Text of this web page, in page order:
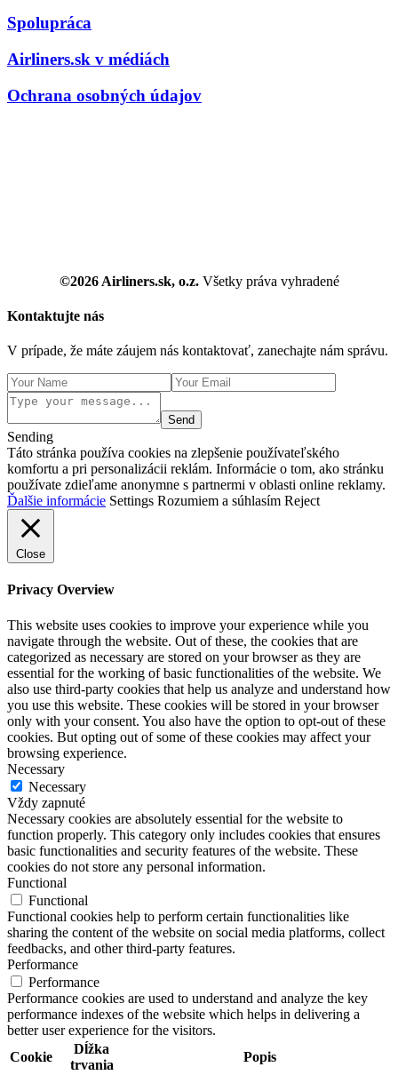
Spolupráca
Airliners.sk v médiách
Ochrana osobných údajov
©2026 Airliners.sk, o.z. Všetky práva vyhradené
Kontaktujte nás
V prípade, že máte záujem nás kontaktovať, zanechajte nám správu.
Send
Sending
Táto stránka používa cookies na zlepšenie používateľského
komfortu a pri personalizácii reklám. Informácie o tom, ako stránku
používate zdieľame anonymne s partnermi v oblasti online reklamy.
Ďalšie informácie Settings Rozumiem a súhlasím Reject
Close
Privacy Overview
This website uses cookies to improve your experience while you
navigate through the website. Out of these, the cookies that are
categorized as necessary are stored on your browser as they are
essential for the working of basic functionalities of the website. We
also use third-party cookies that help us analyze and understand how
you use this website. These cookies will be stored in your browser
only with your consent. You also have the option to opt-out of these
cookies. But opting out of some of these cookies may affect your
browsing experience.
Necessary
Necessary
Vždy zapnuté
Necessary cookies are absolutely essential for the website to
function properly. This category only includes cookies that ensures
basic functionalities and security features of the website. These
cookies do not store any personal information.
Functional
Functional
Functional cookies help to perform certain functionalities like
sharing the content of the website on social media platforms, collect
feedbacks, and other third-party features.
Performance
Performance
Performance cookies are used to understand and analyze the key
performance indexes of the website which helps in delivering a
better user experience for the visitors.
Cookie
Dĺžka
trvania
Popis